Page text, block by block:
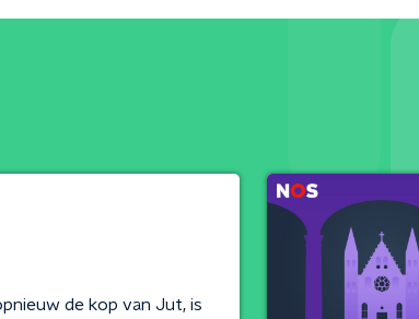
de kop van Jut, is